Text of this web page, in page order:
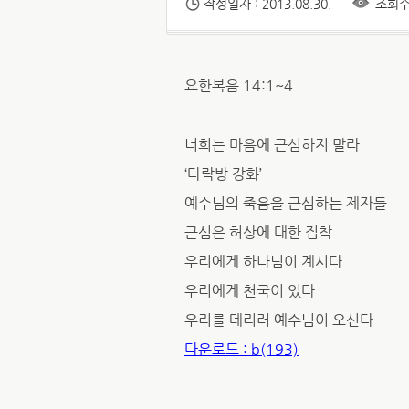
작성일자 : 2013.08.30. 조회
요한복음 14:1~4
너희는 마음에 근심하지 말라
‘다락방 강화’
예수님의 죽음을 근심하는 제자들
근심은 허상에 대한 집착
우리에게 하나님이 계시다
우리에게 천국이 있다
우리를 데리러 예수님이 오신다
다운로드 : b(193)